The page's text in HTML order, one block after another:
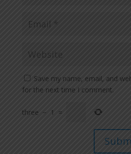
Save my name, email, and
for the next time I comment.
three − 1 =